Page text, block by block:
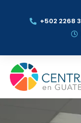
+502 2268